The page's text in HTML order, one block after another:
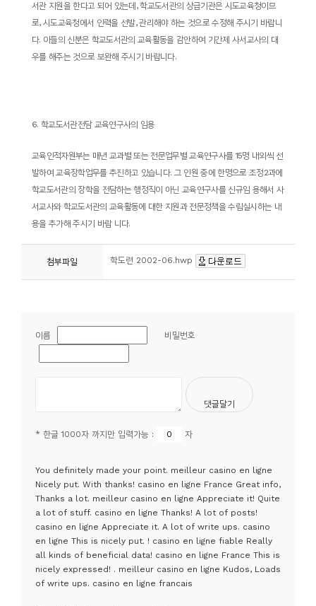
서관 지원을 한다고 되어 있는데 ,학교도서관의 상급기관은 시도교육청이므
로,시도교육청에서 인력을 선발,관리해야 하는 것으로 수정해 주시기 바랍니
다. 이들의 신분은 학교도서관의 교육활동을 감안하여 기간제 사서교사의 대
우를 해주는 것으로 보완해 주시기 바랍니다.
6. 학교도서관전담 교육연구사의 임용
교육인적자원부는 매년 교과별 또는 전문업무별 교육연구사를 15명 내외씩 선
발하여 교육장학업무를 추진하고 있습니다. 그 인원 중에 한명으로 조정2과에
학교도서관의 장학을 전담하는 행정직이 아닌 교육연구사를 신규임 용해서 사
서교사와 학교도서관의 교육활동에 대한 지원과 전문정책을 수립실시하는 내
용을 추가해 주시기 바랍 니다.
첨부파일 학도련 2002-06.hwp
이름 비밀번호
* 한글 1000자 까지만 입력가능 : 자
You definitely made your point. meilleur casino en ligne
Nicely put. With thanks! casino en ligne France Great info,
Thanks a lot. meilleur casino en ligne Appreciate it! Quite
a lot of stuff. casino en ligne Thanks! A lot of posts!
casino en ligne Appreciate it. A lot of write ups. casino
en ligne This is nicely put. ! casino en ligne fiable Really
all kinds of beneficial data! casino en ligne France This is
nicely expressed! . meilleur casino en ligne Kudos, Loads
of write ups. casino en ligne francais